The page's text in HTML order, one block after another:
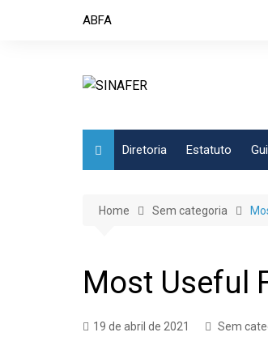
ABFA
Diretoria Estatuto
Home Sem categoria
Most Useful
19 de abril de 2021 Sem